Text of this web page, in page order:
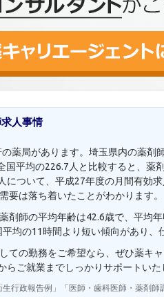
人事情
薬局があります。埼玉県内の薬剤
国平均の226.7人と比較すると、薬
について、平成27年度の月間有効
要は落ち着いたことがわかります。
剤師の平均年齢は42.6歳で、平均
均の11時間より短い傾向があり、
ての勤務をご希望なら、ぜひ薬キ
らご就業までしっかりサポートいた
行政報告例」「医師・歯科医師・薬剤師